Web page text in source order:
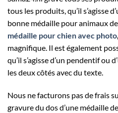
tous les produits, qu’il s’agisse
bonne médaille pour animaux
médaille pour chien avec photo,
magnifique. Il est également
qu’il s’agisse d’un pendentif ou
les deux côtés avec du texte.
Nous ne facturons pas de frais
gravure du dos d’une médaille